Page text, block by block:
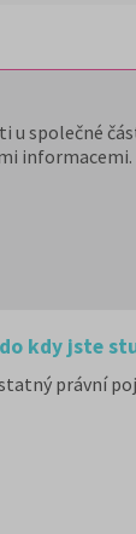
u společné
informacemi.
kdy jste
právní